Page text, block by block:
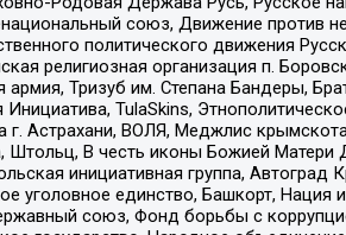
союз, Движение против
политического движения
религиозная организация п.
Тризуб им. Степана Бандеры,
TulaSkins,
Астрахани, ВОЛЯ, Меджлис
В честь иконы Божией
инициативная группа, Автоград
уголовное единство, Башкорт,
союз, Фонд борьбы с